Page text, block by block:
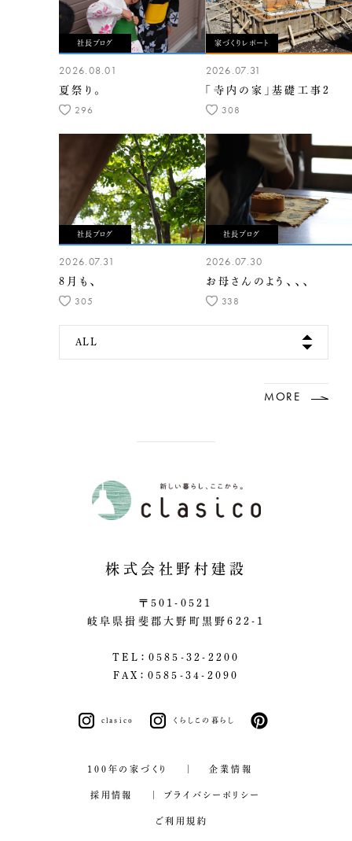
社長ブログ
2026.08.01
夏祭り。
296
家づくりレポート
2026.07.31
「寺内の家」基礎工事2
308
社長ブログ
2026.07.31
8月も、
305
社長ブログ
2026.07.30
お母さんのよう、、、
338
ALL
MORE
株式会社野村建設
〒501-0521
岐阜県揖斐郡大野町黒野622-1
TEL：0585-32-2200
FAX：0585-34-2090
clasico くらしこの暮らし
100年の家づくり 企業情報
採用情報 プライバシーポリシー
ご利用規約